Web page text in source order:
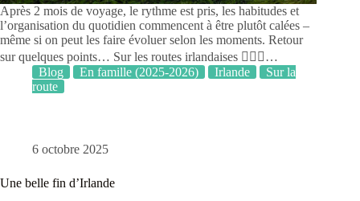
Après 2 mois de voyage, le rythme est pris, les habitudes et
l’organisation du quotidien commencent à être plutôt calées –
même si on peut les faire évoluer selon les moments. Retour
sur quelques points… Sur les routes irlandaises 🚴🏻‍♀️…
Blog
En famille (2025-2026) Irlande
Sur la
route
6 octobre 2025
Une belle fin d’Irlande